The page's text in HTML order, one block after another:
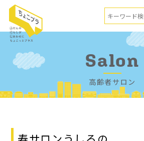
Salon
高齢者サロン